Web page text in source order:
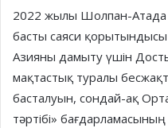
2022 жылы Шолпан-Атада
басты сая­си
Азияны дамыту үшін
мақтастық туралы
басталуын, сондай-ақ
тәртібі»